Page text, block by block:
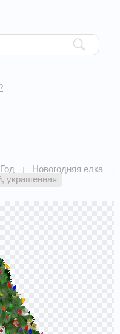
| Новогодняя елка |
украшенная